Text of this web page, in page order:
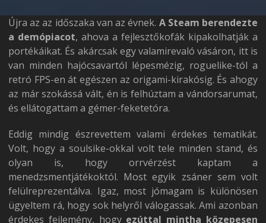
Újra az az időszaka van az évnek. A Steam berendezte
a demópiacot, ahova a fejlesztőkofák kipakolhatják a
portékáikat. És akárcsak egy valamirevaló vásáron, itt is
van minden hajócsavartól lépesmézig, roguelike-tól a
retró FPS-en át egészen az origami-kirakósig. És ahogy
az már szokássá vált, én is felhúztam a vándorsarumat,
és ellátogattam a gémer-feketetóra.
Eddig mindig észrevettem valami érdekes tematikát.
Volt, hogy a soulsike-okkal volt tele minden stand, és
olyan is, hogy orrvérzést kaptam a
menedzsmentjátékoktól. Most egyik zsáner sem volt
felülreprezentálva. Igaz, most jómagam is különösen
ügyeltem rá, hogy sok helyről válogassak. Ami azonban
érdekes fejlemény, hogy ezúttal mintha közepesen